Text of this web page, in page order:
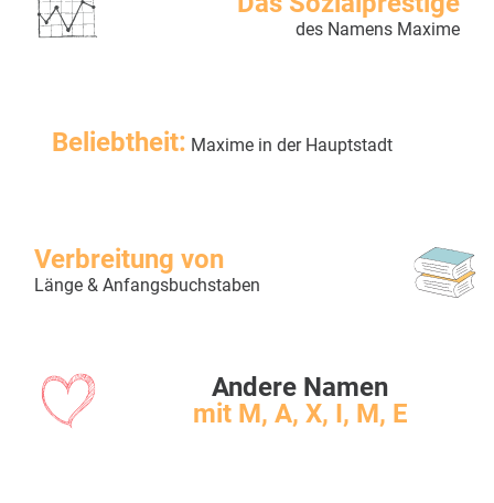
des Namens Maxime
Beliebtheit: Maxime in der Hauptstadt
Verbreitung von
Länge & Anfangsbuchstaben
Andere Namen
mit M, A, X, I, M, E